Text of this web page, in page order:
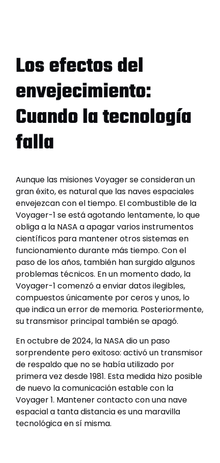
Los efectos del
envejecimiento:
Cuando la tecnología
falla
Aunque las misiones Voyager se consideran un
gran éxito, es natural que las naves espaciales
envejezcan con el tiempo. El combustible de la
Voyager-1 se está agotando lentamente, lo que
obliga a la NASA a apagar varios instrumentos
científicos para mantener otros sistemas en
funcionamiento durante más tiempo. Con el
paso de los años, también han surgido algunos
problemas técnicos. En un momento dado, la
Voyager-1 comenzó a enviar datos ilegibles,
compuestos únicamente por ceros y unos, lo
que indica un error de memoria. Posteriormente,
su transmisor principal también se apagó.
En octubre de 2024, la NASA dio un paso
sorprendente pero exitoso: activó un transmisor
de respaldo que no se había utilizado por
primera vez desde 1981. Esta medida hizo posible
de nuevo la comunicación estable con la
Voyager 1. Mantener contacto con una nave
espacial a tanta distancia es una maravilla
tecnológica en sí misma.